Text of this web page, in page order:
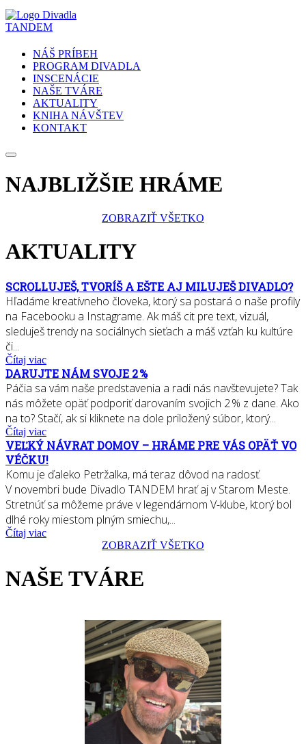
NÁŠ PRÍBEH
PROGRAM DIVADLA
INSCENÁCIE
NAŠE TVÁRE
AKTUALITY
KNIHA NÁVŠTEV
KONTAKT
NAJBLIŽŠIE HRÁME
ZOBRAZIŤ VŠETKO
AKTUALITY
SCROLLUJEŠ, TVORÍŠ A EŠTE AJ MILUJEŠ DIVADLO?
Hľadáme kreatívneho človeka, ktorý sa postará o naše profily
na Facebooku a Instagrame. Ak máš cit pre text, vizuál,
sleduješ trendy na sociálnych sieťach a máš vzťah ku kultúre
či...
Čítaj viac
DARUJTE NÁM SVOJE 2 %
Páčia sa vám naše predstavenia a radi nás navštevujete? Tak
nás môžete opäť podporiť darovaním svojich 2 % z dane. Ako
na to? Stačí, ak si kliknete na dole priložený súbor, ktorý...
Čítaj viac
VEĽKÝ NÁVRAT DOMOV – HRÁME PRE VÁS OPÄŤ VO
VÉČKU!
Komu je ďaleko Petržalka, má teraz dôvod na radosť.
V novembri bude Divadlo TANDEM hrať aj v Starom Meste.
Stretnúť sa môžeme práve v legendárnom V-klube, ktorý bol
dlhé roky miestom plným smiechu,...
Čítaj viac
ZOBRAZIŤ VŠETKO
NAŠE TVÁRE